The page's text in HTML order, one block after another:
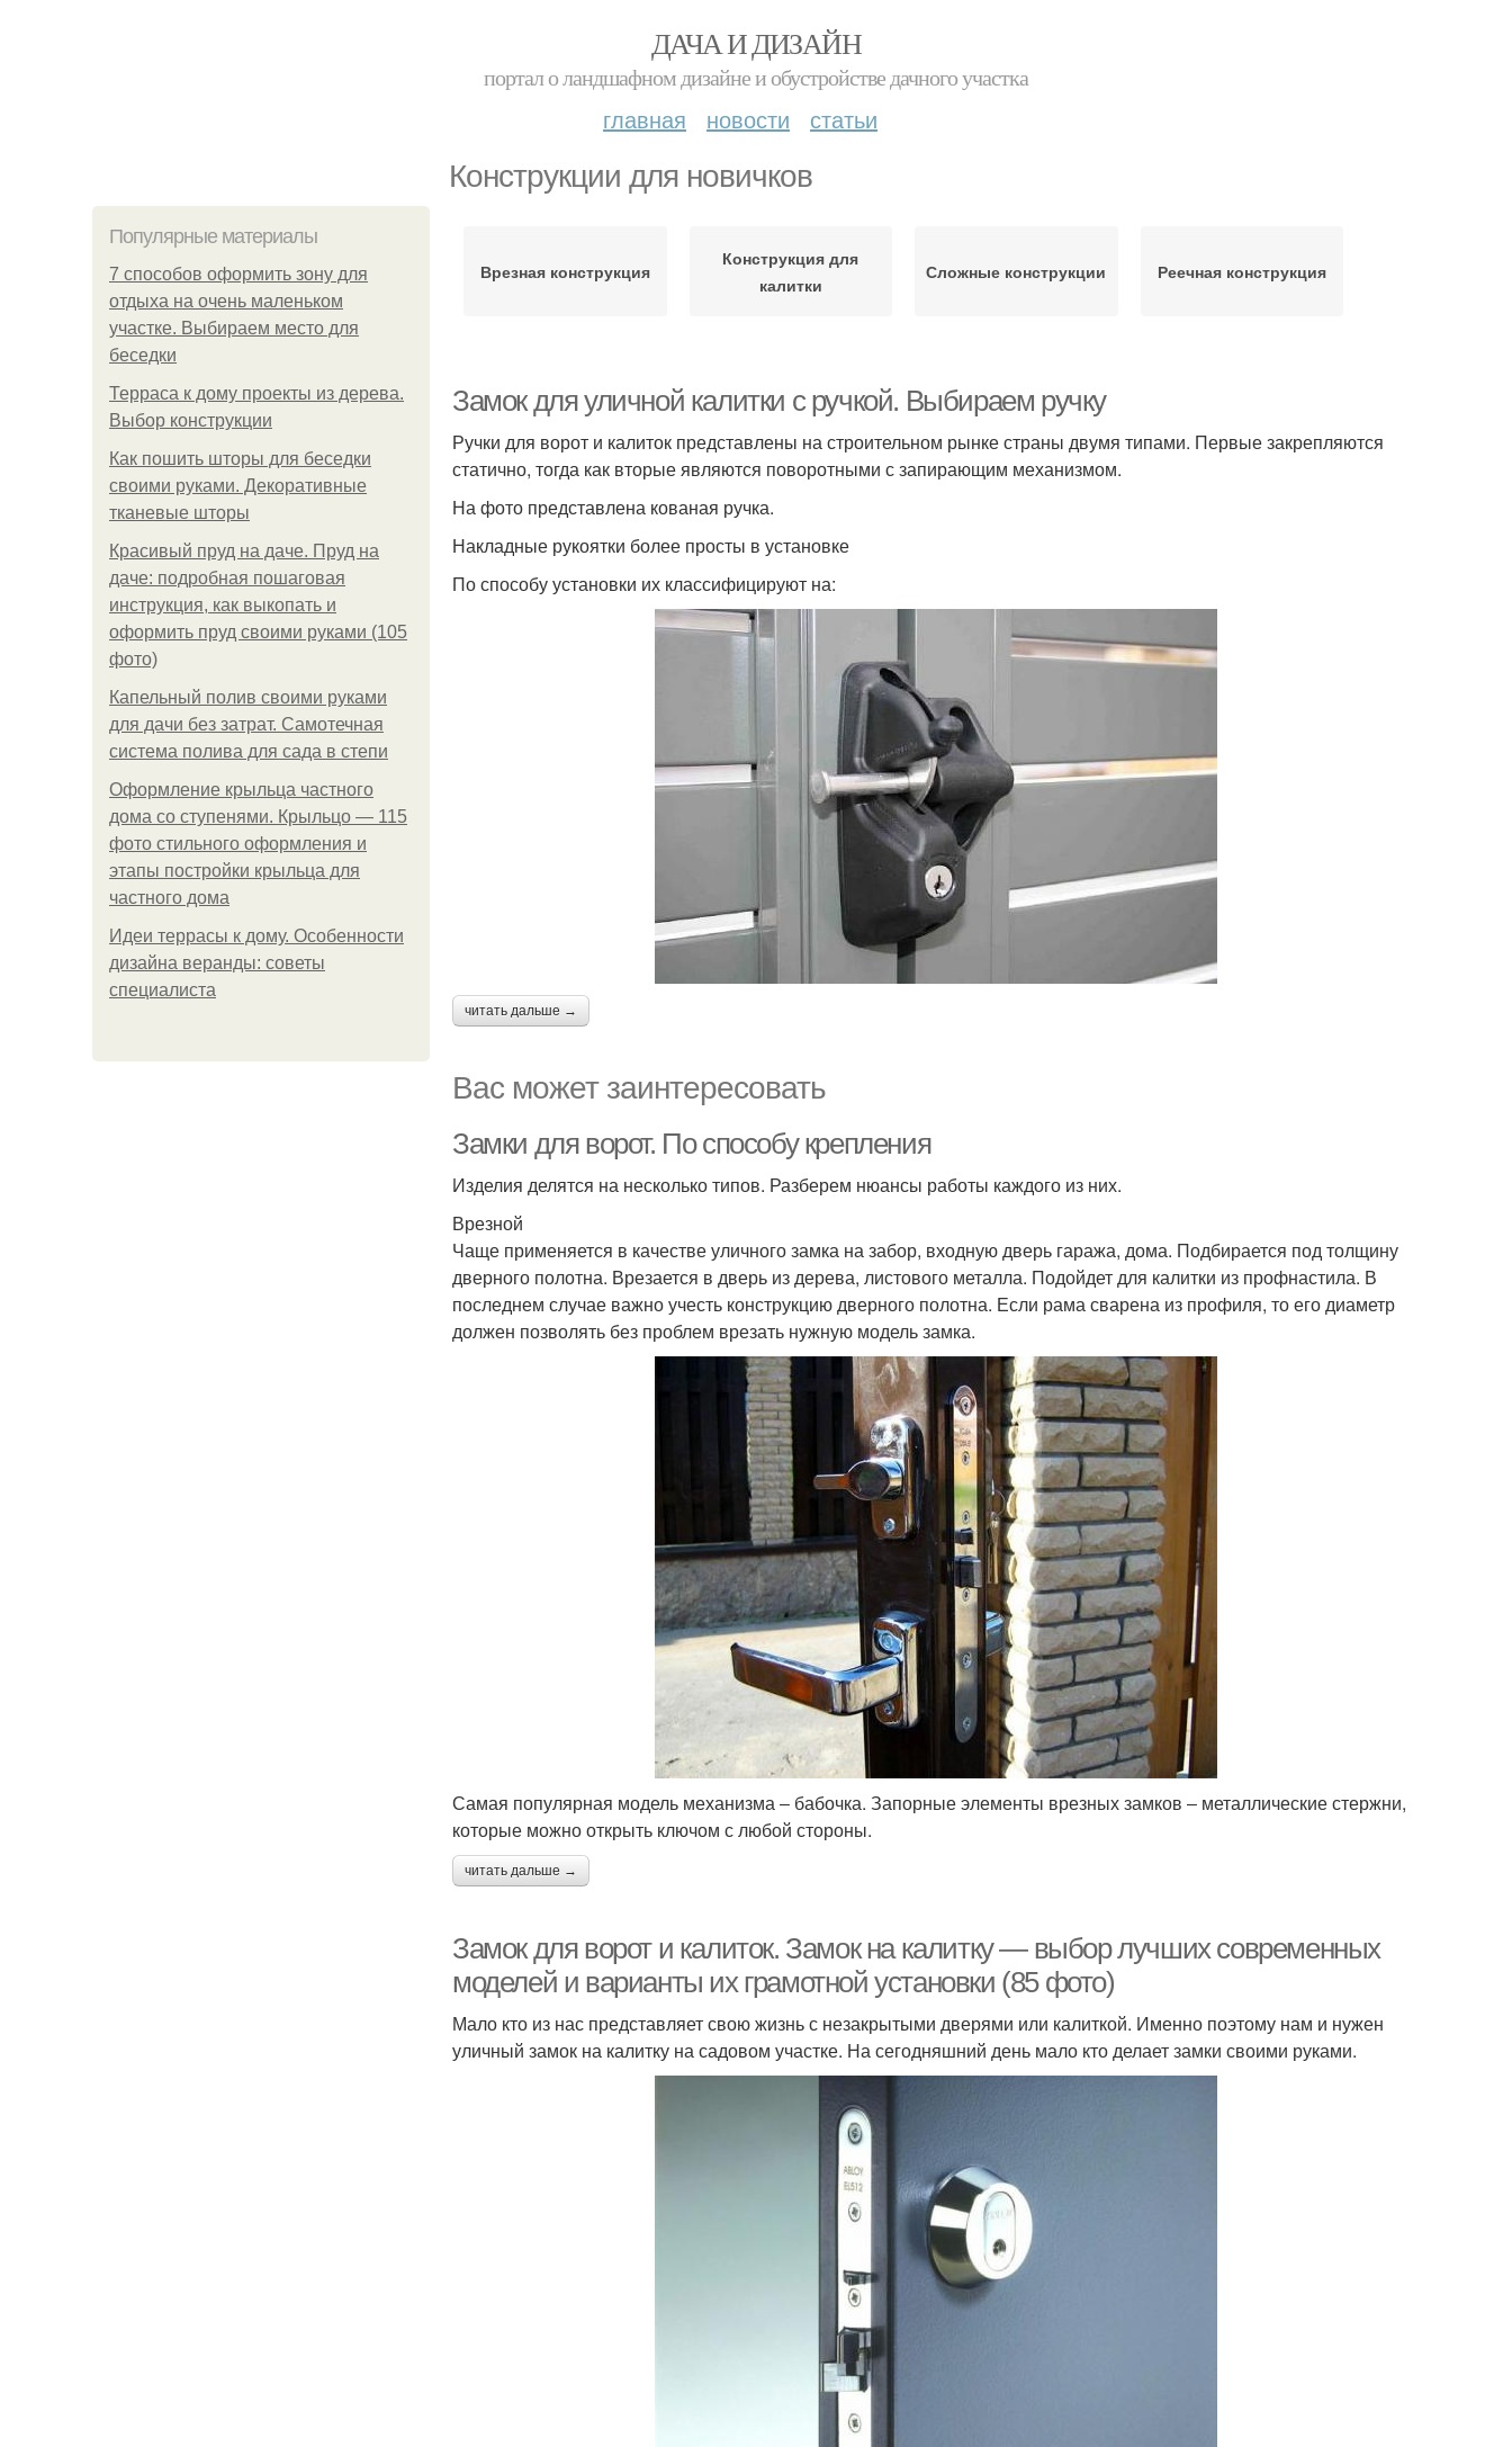
ДАЧА И ДИЗАЙН
портал о ландшафном дизайне и обустройстве дачного участка
главная новости статьи
Конструкции для новичков
Популярные материалы
7 способов оформить зону для
отдыха на очень маленьком
участке. Выбираем место для
беседки
Терраса к дому проекты из дерева.
Выбор конструкции
Как пошить шторы для беседки
своими руками. Декоративные
тканевые шторы
Красивый пруд на даче. Пруд на
даче: подробная пошаговая
инструкция, как выкопать и
оформить пруд своими руками (105
фото)
Капельный полив своими руками
для дачи без затрат. Самотечная
система полива для сада в степи
Оформление крыльца частного
дома со ступенями. Крыльцо — 115
фото стильного оформления и
этапы постройки крыльца для
частного дома
Идеи террасы к дому. Особенности
дизайна веранды: советы
специалиста
Врезная конструкция
Конструкция для
калитки
Сложные конструкции Реечная конструкция
Замок для уличной калитки с ручкой. Выбираем ручку
Ручки для ворот и калиток представлены на строительном рынке страны двумя типами. Первые закрепляются
статично, тогда как вторые являются поворотными с запирающим механизмом.
На фото представлена кованая ручка.
Накладные рукоятки более просты в установке
По способу установки их классифицируют на:
читать дальше →
Вас может заинтересовать
Замки для ворот. По способу крепления
Изделия делятся на несколько типов. Разберем нюансы работы каждого из них.
Врезной
Чаще применяется в качестве уличного замка на забор, входную дверь гаража, дома. Подбирается под толщину
дверного полотна. Врезается в дверь из дерева, листового металла. Подойдет для калитки из профнастила. В
последнем случае важно учесть конструкцию дверного полотна. Если рама сварена из профиля, то его диаметр
должен позволять без проблем врезать нужную модель замка.
Самая популярная модель механизма ‒ бабочка. Запорные элементы врезных замков ‒ металлические стержни,
которые можно открыть ключом с любой стороны.
читать дальше →
Замок для ворот и калиток. Замок на калитку — выбор лучших современных
моделей и варианты их грамотной установки (85 фото)
Мало кто из нас представляет свою жизнь с незакрытыми дверями или калиткой. Именно поэтому нам и нужен
уличный замок на калитку на садовом участке. На сегодняшний день мало кто делает замки своими руками.